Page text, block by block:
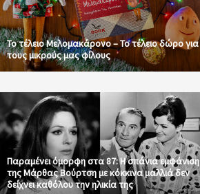
Το τέλειο Μελομακάρονο – Το τέλειο δώρο για
τους μικρούς μας φίλους
Παραμένει όμορφη στα 87: Η σπάνια εμφάνιση
της Μάρθας Βούρτση με κόκκινα μαλλιά δεν
δείχνει καθόλου την ηλικία της